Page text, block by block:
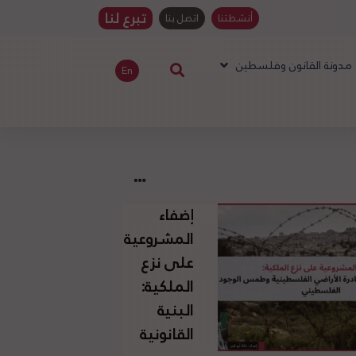
أنشطتنا اتصل بنا تبرع لنا
مدونة القانون وفلسطين En
إضفاء
المشروعية
على نزع
الملكية:
البنية
القانونية